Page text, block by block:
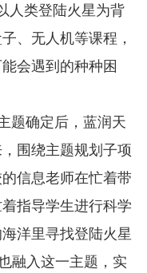
类登陆火星为背
、无人机等课程，
会遇到的种种困
题确定后，蓝润天
围绕主题规划子项
信息老师在忙着带
指导学生进行科学
洋里寻找登陆火星
融入这一主题，实